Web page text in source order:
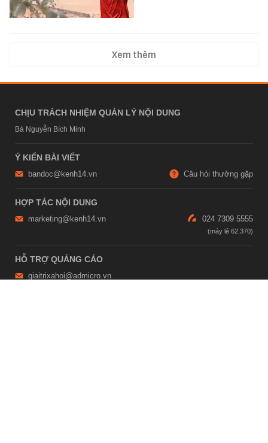
Xem thêm
CHỊU TRÁCH NHIỆM QUẢN LÝ NỘI DUNG
Bà Nguyễn Bích Minh
Ý KIẾN BÀI VIẾT
bandoc@kenh14.vn Câu hỏi thường gặp
HỢP TÁC NỘI DUNG
marketing@kenh14.vn 024 7309 5555
HỖ TRỢ QUẢNG CÁO
giaitrixahoi@admicro.vn